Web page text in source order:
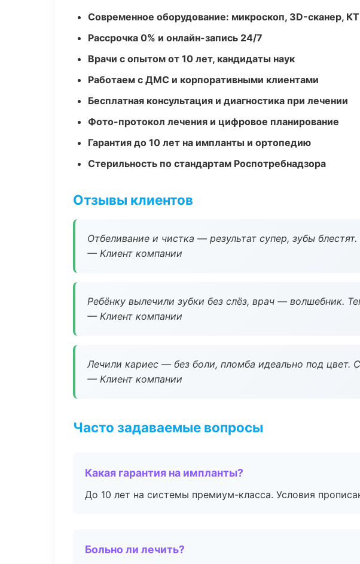
Современное оборудование: микроскоп, 3D-сканер, КТ
Рассрочка 0% и онлайн-запись 24/7
Врачи с опытом от 10 лет, кандидаты наук
Работаем с ДМС и корпоративными клиентами
Бесплатная консультация и диагностика при лечении
Фото-протокол лечения и цифровое планирование
Гарантия до 10 лет на импланты и ортопедию
Стерильность по стандартам Роспотребнадзора
Отзывы клиентов
Отбеливание и чистка — результат супер, зубы
— Клиент компании
Ребёнку вылечили зубки без слёз, врач — волшебник.
— Клиент компании
Лечили кариес — без боли, пломба идеально под цвет.
— Клиент компании
Часто задаваемые вопросы
Какая гарантия на импланты?
До 10 лет на системы премиум-класса. Условия
Больно ли лечить?